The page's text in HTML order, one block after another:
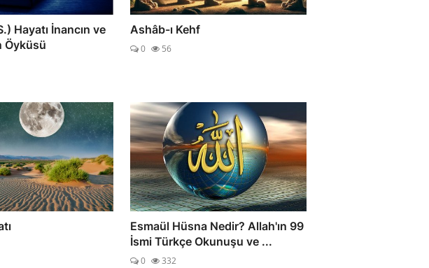
Hayatı İnancın ve
Öyküsü
Ashâb-ı Kehf
0 56
Esmaül Hüsna Nedir? Allah'ın 99
İsmi Türkçe Okunuşu ve ...
0 332